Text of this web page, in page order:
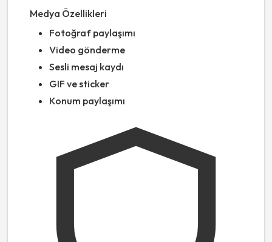
Medya Özellikleri
Fotoğraf paylaşımı
Video gönderme
Sesli mesaj kaydı
GIF ve sticker
Konum paylaşımı